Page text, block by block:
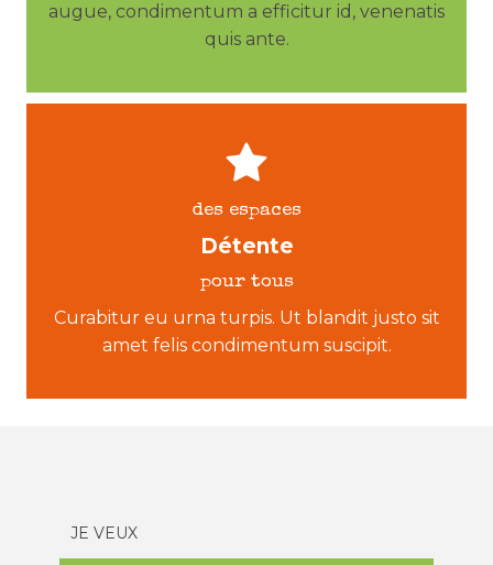
augue, condimentum a efficitur id, venenatis
quis ante.
des espaces
Détente
pour tous
Curabitur eu urna turpis. Ut blandit justo sit
amet felis condimentum suscipit.
JE VEUX